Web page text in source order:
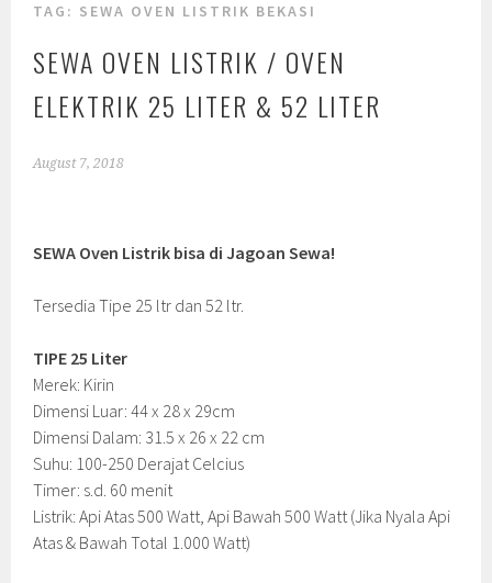
TAG: SEWA OVEN LISTRIK BEKASI
SEWA OVEN LISTRIK / OVEN
ELEKTRIK 25 LITER & 52 LITER
August 7, 2018
SEWA Oven Listrik bisa di Jagoan Sewa!
Tersedia Tipe 25 ltr dan 52 ltr.
TIPE 25 Liter
Merek: Kirin
Dimensi Luar: 44 x 28 x 29cm
Dimensi Dalam: 31.5 x 26 x 22 cm
Suhu: 100-250 Derajat Celcius
Timer: s.d. 60 menit
Listrik: Api Atas 500 Watt, Api Bawah 500 Watt (Jika Nyala Api
Atas & Bawah Total 1.000 Watt)